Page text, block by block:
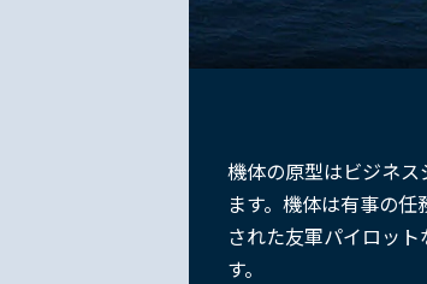
機体の原型はビジネ
ます。機体は有事の
された友軍パイロッ
す。